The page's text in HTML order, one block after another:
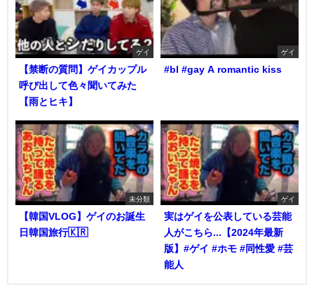
ゲイ
【禁断の質問】ゲイカップル
呼び出して色々聞いてみた
【雨とヒキ】
ゲイ
#bl #gay A romantic kiss
未分類
【韓国VLOG】ゲイのお誕生
日韓国旅行🇰🇷
ゲイ
実はゲイを公表している芸能
人がこちら...【2024年最新
版】#ゲイ #ホモ #同性愛 #芸
能人